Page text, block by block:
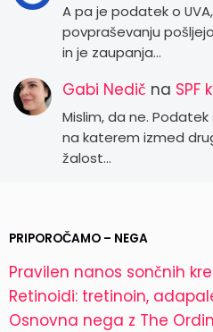
A pa je podatek o
povpraševanju
in je zaupanja…
Gabi Nedič na SPF
Mislim, da ne.
na katerem izmed
žalost…
PRIPOROČAMO – NEGA
Pravilen nanos sončnih
Retinoidi: tretinoin,
Osnovna nega z The